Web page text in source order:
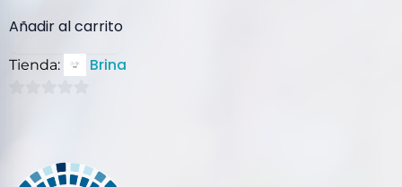
Añadir al carrito
Tienda: Brina